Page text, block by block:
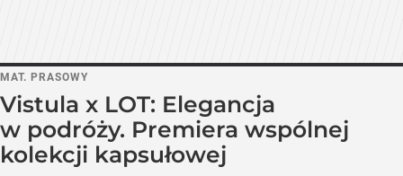
MAT. PRASOWY
Vistula x LOT: Elegancja
w podróży. Premiera wspólnej
kolekcji kapsułowej